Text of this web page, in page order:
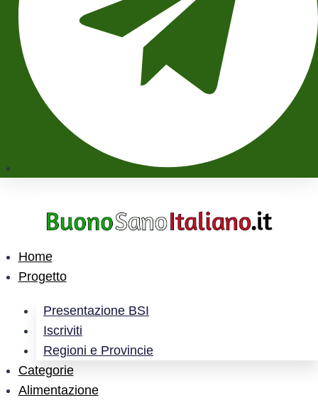
Home
Progetto
Presentazione BSI
Iscriviti
Regioni e Provincie
Categorie
Alimentazione